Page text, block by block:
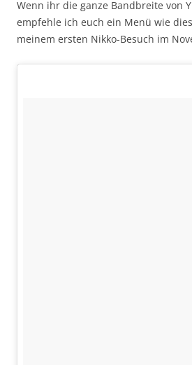
Wenn ihr die ganze Bandbreite von
empfehle ich euch ein Menü wie
meinem ersten Nikko-Besuch im